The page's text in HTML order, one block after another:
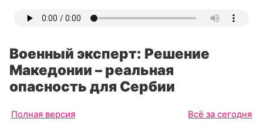
Военный эксперт: Решение
Македонии – реальная
опасность для Сербии
Полная версия Всё за сегодня